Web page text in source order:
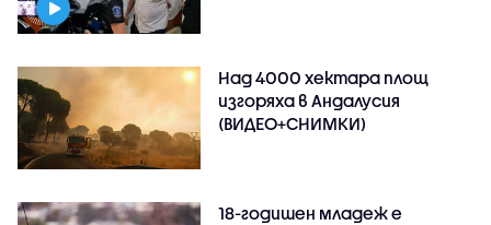
Над 4000 хектара площ
изгоряха в Андалусия
(ВИДЕО+СНИМКИ)
18-годишен младеж е